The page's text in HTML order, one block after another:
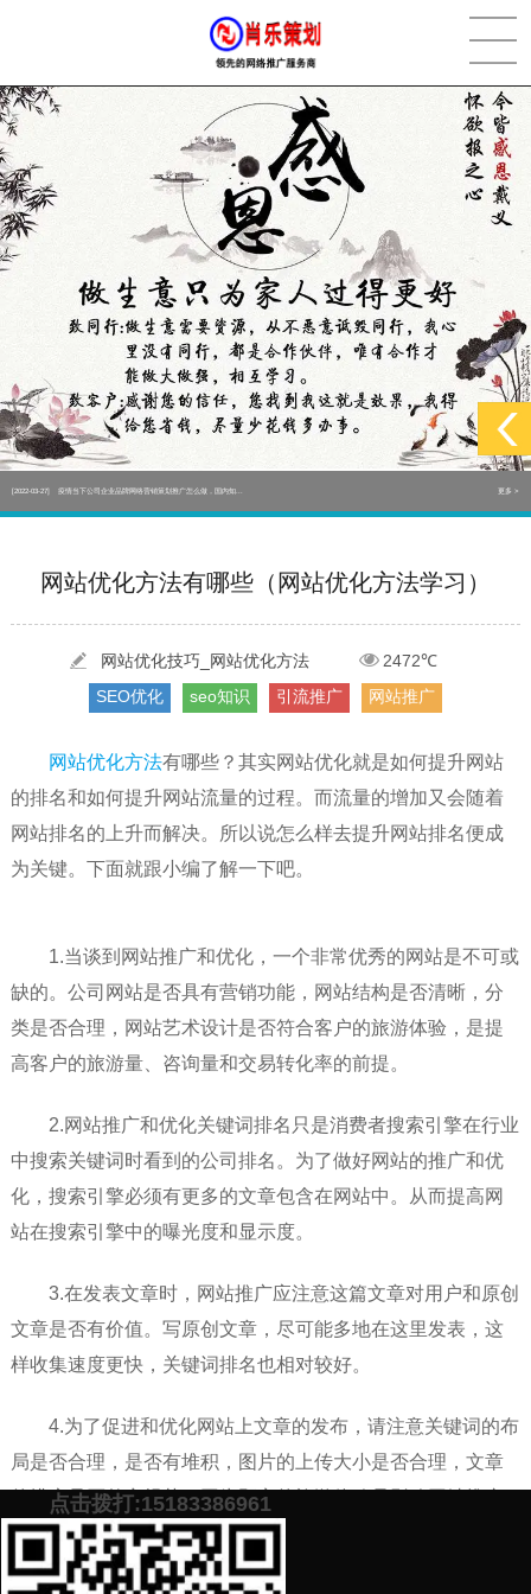
[2022-05-29] 实体门店如何做网络推广吸引客户，实体店网络营销技巧...
[2022-05-04] 污水处理设备厂家产品如何做网络推广（污水处理项目网...
[2022-03-27] 疫情当下公司企业品牌网络营销策划推广怎么做，国内知... 更多 >
[2022-05-29] 实体门店如何做网络推广吸引客户，实体店网络营销技巧...
疫情当下公司企业品牌网络营销策划推广怎么做，国内知...
网站优化方法有哪些（网站优化方法学习）
网站优化技巧_网站优化方法
2472℃
SEO优化
seo知识 引流推广 网站推广
网站优化方法有哪些？其实网站优化就是如何提升网站
的排名和如何提升网站流量的过程。而流量的增加又会随着
网站排名的上升而解决。所以说怎么样去提升网站排名便成
为关键。下面就跟小编了解一下吧。
1.当谈到网站推广和优化，一个非常优秀的网站是不可或
缺的。公司网站是否具有营销功能，网站结构是否清晰，分
类是否合理，网站艺术设计是否符合客户的旅游体验，是提
高客户的旅游量、咨询量和交易转化率的前提。
2.网站推广和优化关键词排名只是消费者搜索引擎在行业
中搜索关键词时看到的公司排名。为了做好网站的推广和优
化，搜索引擎必须有更多的文章包含在网站中。从而提高网
站在搜索引擎中的曝光度和显示度。
3.在发表文章时，网站推广应注意这篇文章对用户和原创
文章是否有价值。写原创文章，尽可能多地在这里发表，这
样收集速度更快，关键词排名也相对较好。
4.为了促进和优化网站上文章的发布，请注意关键词的布
局是否合理，是否有堆积，图片的上传大小是否合理，文章
的排序是否整齐规范。因为顾客的旅游体验是影响网站推广
和优化的关键因素之一。
预约营销老师 添加微信号：scyxch
点击拨打:15183386961